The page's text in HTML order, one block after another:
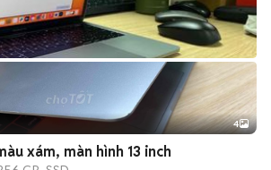
4
xám, màn hình 13 inch